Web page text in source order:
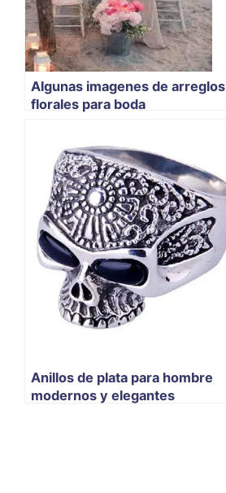
Algunas imagenes de arreglos
florales para boda
Anillos de plata para hombre
modernos y elegantes